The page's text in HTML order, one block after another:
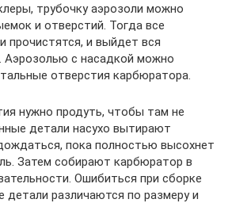
трубочку аэрозоли можно
и отверстий. Тогда все
прочистятся, и выйдет вся
Аэрозолью с насадкой можно
отверстия карбюратора.
нужно продуть, чтобы там не
детали насухо вытирают
пока полностью высохнет
Затем собирают карбюратор в
Ошибиться при сборке
детали различаются по размеру и